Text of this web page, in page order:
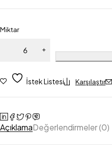
Miktar
İstek Listesi Karşılaştır
AçıklamaDeğerlendirmeler (0)